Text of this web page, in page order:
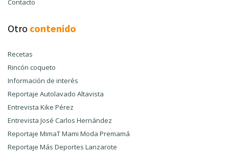
Contacto
Otro contenido
Recetas
Rincón coqueto
Información de interés
Reportaje Autolavado Altavista
Entrevista Kike Pérez
Entrevista José Carlos Hernández
Reportaje MimaT Mami Moda Premamá
Reportaje Más Deportes Lanzarote